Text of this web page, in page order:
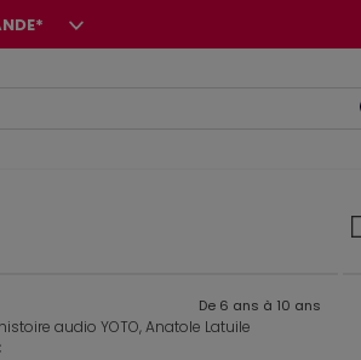
De 6 ans à 10 ans
audio YOTO, Anatole Latuile